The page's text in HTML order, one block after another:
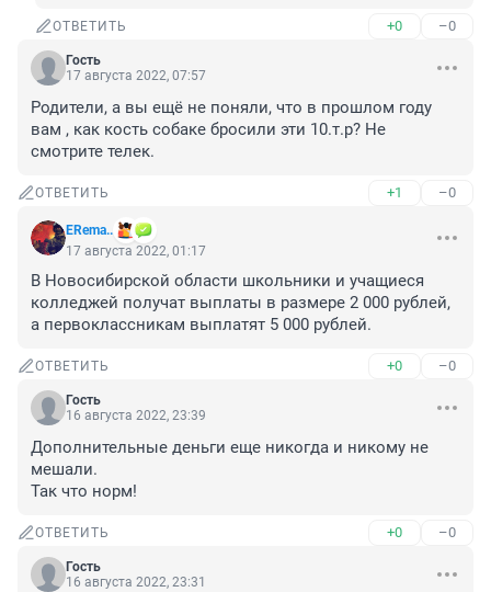
ОТВЕТИТЬ +0 –0
Гость
17 августа 2022, 07:57
Родители, а вы ещё не поняли, что в прошлом году
вам , как кость собаке бросили эти 10.т.р? Не
смотрите телек.
ОТВЕТИТЬ +1 –0
ERema..
17 августа 2022, 01:17
В Ново­си­бир­ской обла­сти школь­ни­ки и уча­щи­е­ся
кол­ле­джей полу­чат выпла­ты в раз­ме­ре 2 000 руб­лей,
а пер­во­класс­ни­кам выпла­тят 5 000 рублей.
ОТВЕТИТЬ +0 –0
Гость
16 августа 2022, 23:39
Дополнительные деньги еще никогда и никому не
мешали.
Так что норм!
ОТВЕТИТЬ +0 –0
Гость
16 августа 2022, 23:31